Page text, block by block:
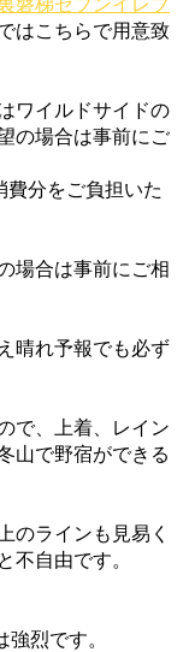
はこちらで用意致
ワイルドサイドの
の場合は事前にご
分をご負担いた
場合は事前にご相
晴れ予報でも必ず
で、上着、レイン
山で野宿ができる
のラインも見易く
不自由です。
烈です。